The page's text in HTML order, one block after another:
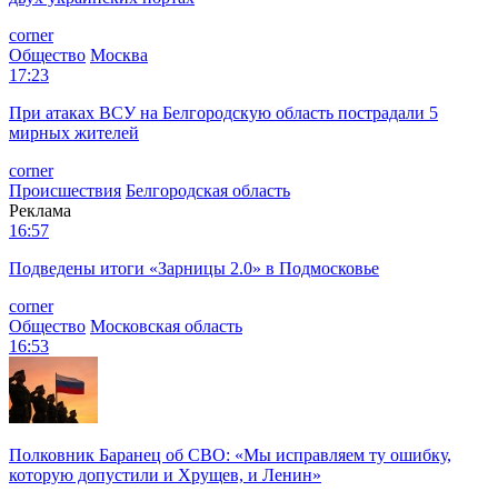
corner
Общество Москва
17:23
При атаках ВСУ на Белгородскую область пострадали 5
мирных жителей
corner
Происшествия Белгородская область
Реклама
16:57
Подведены итоги «Зарницы 2.0» в Подмосковье
corner
Общество Московская область
16:53
Полковник Баранец об СВО: «Мы исправляем ту ошибку,
которую допустили и Хрущев, и Ленин»